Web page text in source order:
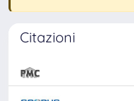
Citazioni